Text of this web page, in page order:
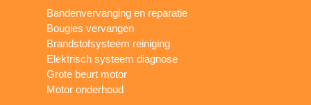
Bandenvervanging en reparatie
Bougies vervangen
Brandstofsysteem reiniging
Elektrisch systeem diagnose
Grote beurt motor
Motor onderhoud